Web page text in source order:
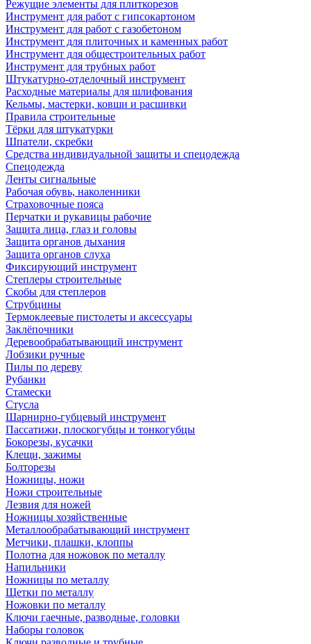
Режущие элементы для плиткорезов
Инструмент для работ с гипсокартоном
Инструмент для работ с газобетоном
Инструмент для плиточных и каменных работ
Инструмент для общестроительных работ
Инструмент для трубных работ
Штукатурно-отделочный инструмент
Расходные материалы для шлифования
Кельмы, мастерки, ковши и расшивки
Правила строительные
Тёрки для штукатурки
Шпатели, скребки
Средства индивидуальной защиты и спецодежда
Спецодежда
Ленты сигнальные
Рабочая обувь, наколенники
Страховочные пояса
Перчатки и рукавицы рабочие
Защита лица, глаз и головы
Защита органов дыхания
Защита органов слуха
Фиксирующий инструмент
Степлеры строительные
Скобы для степлеров
Струбцины
Термоклеевые пистолеты и аксессуары
Заклёпочники
Деревообрабатывающий инструмент
Лобзики ручные
Пилы по дереву
Рубанки
Стамески
Стусла
Шарнирно-губцевый инструмент
Пассатижи, плоскогубцы и тонкогубцы
Бокорезы, кусачки
Клещи, зажимы
Болторезы
Ножницы, ножи
Ножи строительные
Лезвия для ножей
Ножницы хозяйственные
Металлообрабатывающий инструмент
Метчики, плашки, клоппы
Полотна для ножовок по металлу
Напильники
Ножницы по металлу
Щетки по металлу
Ножовки по металлу
Ключи гаечные, разводные, головки
Наборы головок